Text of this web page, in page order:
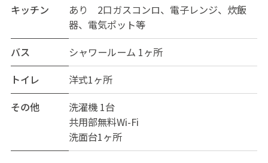
から、快適な新生活がスタートします。
・全6室の個室には、エアコン、デスクセット、チェスト
やハンガーラックを完備。
・荷物が多い方でも安心の収納力。スーツケース一つで
・徒歩1分でコンビニ、徒歩5分でスーパー、ドラッグス
トアや飲食店も至近。
・近隣にジムや公園もあり、オンオフの切り替えもしや
すい環境です。
キッチン
あり 2口ガスコンロ、電子レンジ、炊飯
器、電気ポット等
バス
シャワールーム 1ヶ所
トイレ
洋式1ヶ所
その他
洗濯機 1台
共用部無料Wi-Fi
洗面台1ヶ所